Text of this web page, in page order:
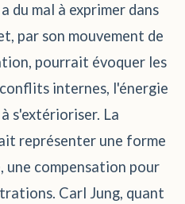
du mal à exprimer dans
par son mouvement de
pourrait évoquer les
internes, l'énergie
s'extérioriser. La
représenter une forme
une compensation pour
Carl Jung, quant